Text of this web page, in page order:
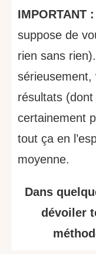
IMPORTANT :
suppose de
rien sans
sérieusement,
résultats
certainement
tout ça en
moyenne.
Dans
dévoiler